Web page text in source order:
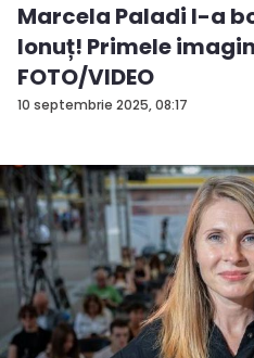
10 septembrie 2025, 08:17
Marcela Paladi l-a
Ionuț! Primele
FOTO/VIDEO